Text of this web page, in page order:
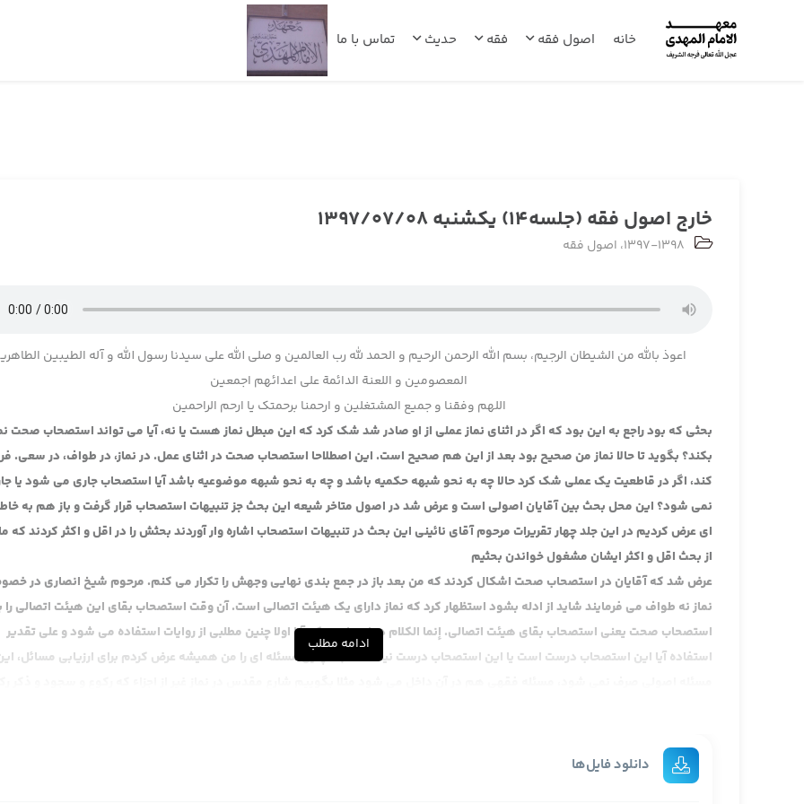
خانه اصول فقه فقه حدیث تماس با ما
خارج اصول فقه (جلسه14) یکشنبه 1397/07/08
1397-1398، اصول فقه
اعوذ بالله من الشیطان الرجیم، بسم الله الرحمن الرحیم و الحمد لله رب العالمین و صلی الله علی سیدنا رسول الله و آله الطیبین
المعصومین و اللعنة الدائمة علی اعدائهم اجمعین
اللهم وفقنا و جمیع المشتغلین و ارحمنا برحمتک یا ارحم الراحمین
بحثی که بود راجع به این بود که اگر در اثنای نماز عملی از او صادر شد شک کرد که این مبطل نماز هست یا نه، آیا می تواند استصحاب صحت
بکند؟ بگوید تا حالا نماز من صحیح بود بعد از این هم صحیح است. این اصطلاحا استصحاب صحت در اثنای عمل. در نماز، در طواف، در سعی.
کند، اگر در قاطعیت یک عملی شک کرد حالا چه به نحو شبهه حکمیه باشد و چه به نحو شبهه موضوعیه باشد آیا استصحاب جاری می شود یا
نمی شود؟ این محل بحث بین آقایان اصولی است و عرض شد در اصول متاخر شیعه این بحث جز تنبیهات استصحاب قرار گرفت و باز هم به
ای عرض کردیم در این جلد چهار تقریرات مرحوم آقای نائینی این بحث در تنبیهات استصحاب اشاره وار آوردند بحثش را در اقل و اکثر کردند که
از بحث اقل و اکثر ایشان مشغول خواندن بحثیم
عرض شد که آقایان در استصحاب صحت اشکال کردند که من بعد باز در جمع بندی نهایی وجهش را تکرار می کنم. مرحوم شیخ انصاری در
نماز نه طواف می فرمایند شاید از ادله بشود استظهار کرد که نماز دارای یک هیئت اتصالی است. آن وقت استصحاب بقای این هیئت اتصالی را
استصحاب صحت یعنی استصحاب بقای هیئت اتصالی. إنما الکلام در این است که آیا اولا چنین مطلبی از روایات استفاده می شود و علی تقدیر
استفاده آیا این استصحاب درست است یا این استصحاب درست نیست؟ طبعا چنین مسئله ای را من همیشه عرض کردم برای ارزیابی مسائل،
هم هستند. اسم این هیئت اتصالی در امور اعتباری است. آن وقت این هیئت اتصالی در مثل سعی یا مثل طواف ملاحظه نشده است. عرض
طبق قاعده در این جور مسائلی که هم جنبه اصولی دارد هم جنبه فقهی دارد هر دو نکته اش باید بررسی بشود یعنی گاهی نکته فقهیش
ادامه مطلب
دانلود فایل‌ها